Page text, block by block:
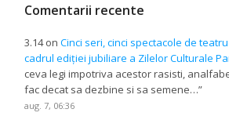
Comentarii recente
3.14onCinci seri, cinci spectacole de
cadrul ediției jubiliare a Zilelor Culturale
ceva legi impotriva acestor rasisti,
fac decat sa dezbine si sa semene…”
aug. 7, 06:36